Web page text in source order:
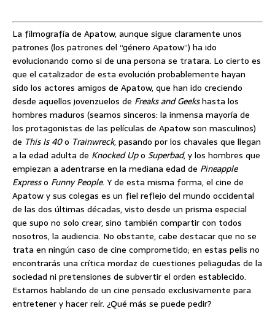
La filmografía de Apatow, aunque sigue claramente unos
patrones (los patrones del “género Apatow”) ha ido
evolucionando como si de una persona se tratara. Lo cierto es
que el catalizador de esta evolución probablemente hayan
sido los actores amigos de Apatow, que han ido creciendo
desde aquellos jovenzuelos de Freaks and Geekshasta los
hombres maduros (seamos sinceros: la inmensa mayoría de
los protagonistas de las películas de Apatow son masculinos)
de This Is 40o Trainwreck, pasando por los chavales que llegan
a la edad adulta de Knocked Upo Superbad, y los hombres que
empiezan a adentrarse en la mediana edad de Pineapple
Expresso Funny People. Y de esta misma forma, el cine de
Apatow y sus colegas es un fiel reflejo del mundo occidental
de las dos últimas décadas, visto desde un prisma especial
que supo no solo crear, sino también compartir con todos
nosotros, la audiencia. No obstante, cabe destacar que no se
trata en ningún caso de cine comprometido; en estas pelis no
encontrarás una crítica mordaz de cuestiones peliagudas de la
sociedad ni pretensiones de subvertir el orden establecido.
Estamos hablando de un cine pensado exclusivamente para
entretener y hacer reír. ¿Qué más se puede pedir?